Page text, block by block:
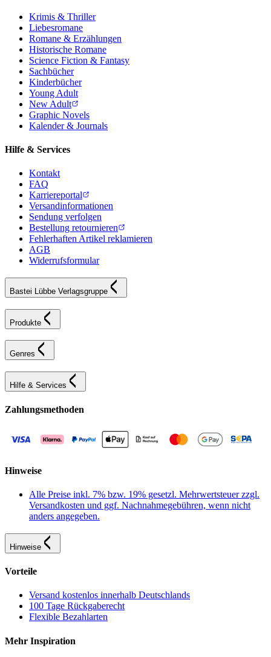
Krimis & Thriller
Liebesromane
Romane & Erzählungen
Historische Romane
Science Fiction & Fantasy
Sachbücher
Kinderbücher
Young Adult
New Adult
Graphic Novels
Kalender & Journals
Hilfe & Services
Kontakt
FAQ
Karriereportal
Versandinformationen
Sendung verfolgen
Bestellung retournieren
Fehlerhaften Artikel reklamieren
AGB
Widerrufsformular
Bastei Lübbe Verlagsgruppe
Produkte
Genres
Hilfe & Services
Zahlungsmethoden
Hinweise
Alle Preise inkl. 7% bzw. 19% gesetzl. Mehrwertsteuer zzgl.
Versandkosten und ggf. Nachnahmegebühren, wenn nicht
anders angegeben.
Hinweise
Vorteile
Versand kostenlos innerhalb Deutschlands
100 Tage Rückgaberecht
Flexible Bezahlarten
Mehr Inspiration